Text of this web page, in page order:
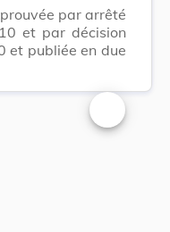
par arrêté
et par décision
et publiée en due
Changer la